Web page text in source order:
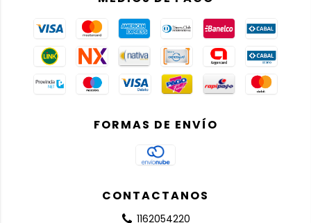
FORMAS DE ENVÍO
CONTACTANOS
1162054220